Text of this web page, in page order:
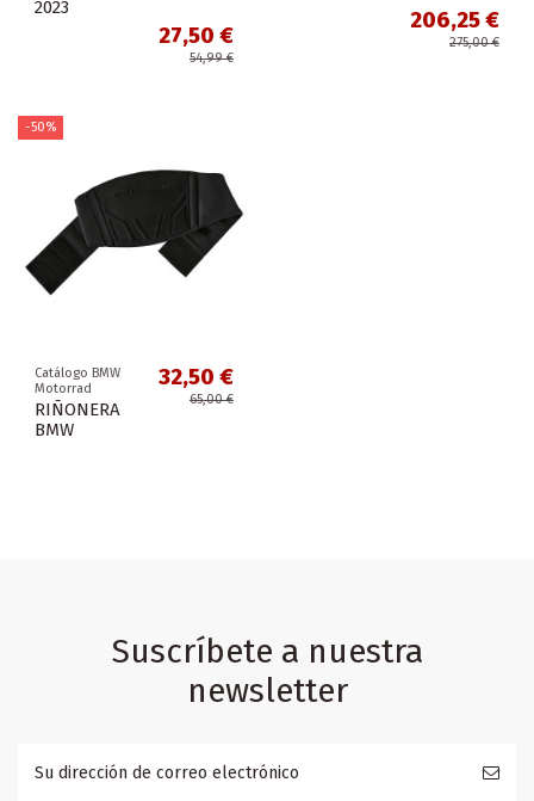
2023
27,50 €
54,99 €
206,25 €
275,00 €
-50%
Catálogo BMW
Motorrad
RIÑONERA
BMW
32,50 €
65,00 €
Suscríbete a nuestra
newsletter